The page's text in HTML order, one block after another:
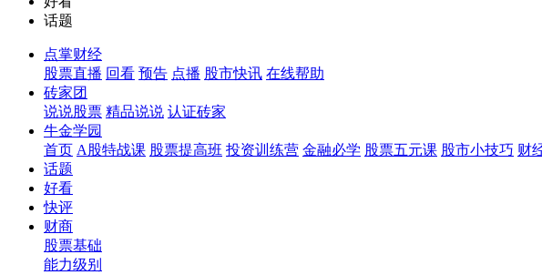
话题
点掌财经
股票直播 回看 预告 点播 股市快讯 在线帮助
砖家团
说说股票 精品说说 认证砖家
牛金学园
首页 A股特战课 股票提高班 投资训练营 金融必学 股票五元课 股市小技巧 财
话题
好看
快评
财商
股票基础
能力级别